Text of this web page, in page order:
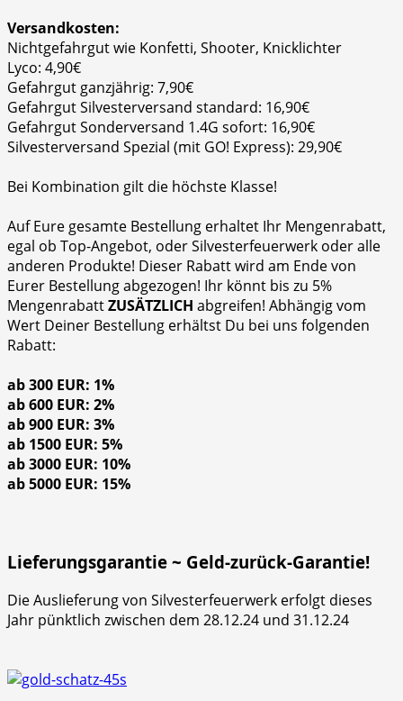
Versandkosten:
Nichtgefahrgut wie Konfetti, Shooter, Knicklichter
Lyco: 4,90€
Gefahrgut ganzjährig: 7,90€
Gefahrgut Silvesterversand standard: 16,90€
Gefahrgut Sonderversand 1.4G sofort: 16,90€
Silvesterversand Spezial (mit GO! Express): 29,90€
Bei Kombination gilt die höchste Klasse!
Auf Eure gesamte Bestellung erhaltet Ihr Mengenrabatt,
egal ob Top-Angebot, oder Silvesterfeuerwerk oder alle
anderen Produkte! Dieser Rabatt wird am Ende von
Eurer Bestellung abgezogen! Ihr könnt bis zu 5%
MengenrabattZUSÄTZLICH abgreifen! Abhängig vom
Wert Deiner Bestellung erhältst Du bei uns folgenden
Rabatt:
ab 300 EUR: 1%
ab 600 EUR: 2%
ab 900 EUR: 3%
ab 1500 EUR: 5%
ab 3000 EUR: 10%
ab 5000 EUR: 15%
Lieferungsgarantie ~ Geld-zurück-Garantie!
Die Auslieferung von Silvesterfeuerwerk erfolgt dieses
Jahr pünktlich zwischen dem 28.12.24 und 31.12.24